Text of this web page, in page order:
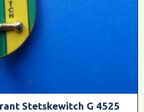
Promotion EOR Aspirant Stetskewitch G 4525